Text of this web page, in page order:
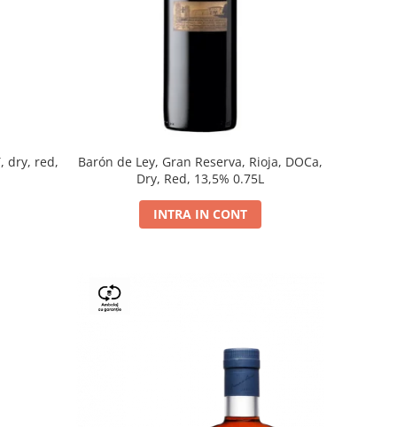
dry, red,
Barón de Ley, Gran Reserva, Rioja, DOCa,
Dry, Red, 13,5% 0.75L
INTRA IN CONT